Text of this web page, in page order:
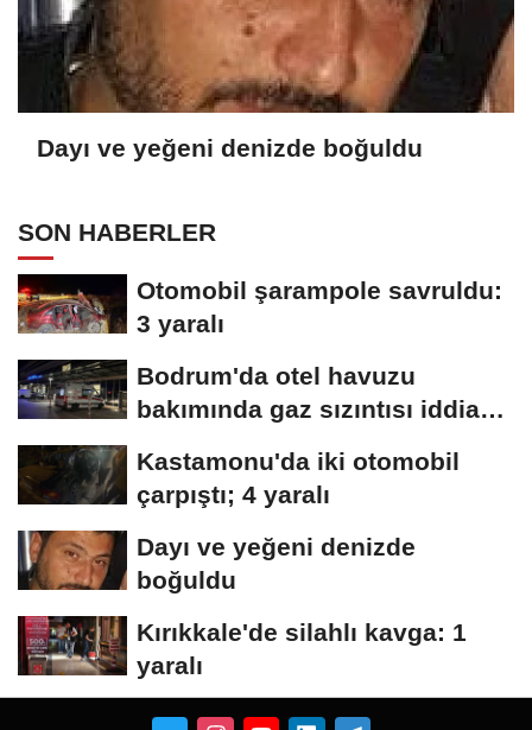
Dayı ve yeğeni denizde boğuldu
SON HABERLER
Otomobil şarampole savruldu:
3 yaralı
Bodrum'da otel havuzu
bakımında gaz sızıntısı iddiası;
Kastamonu'da iki otomobil
çarpıştı; 4 yaralı
Dayı ve yeğeni denizde
boğuldu
Kırıkkale'de silahlı kavga: 1
yaralı